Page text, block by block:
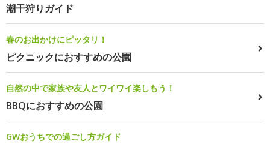
潮干狩りガイド
春のお出かけにピッタリ！
ピクニックにおすすめの公園
自然の中で家族や友人とワイワイ楽しもう！
BBQにおすすめの公園
GWおうちでの過ごし方ガイド